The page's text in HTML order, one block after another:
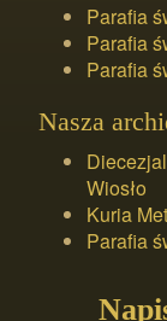
Parafia
Parafia
Parafia
Nasza
Wiosło
Kuria
Parafia